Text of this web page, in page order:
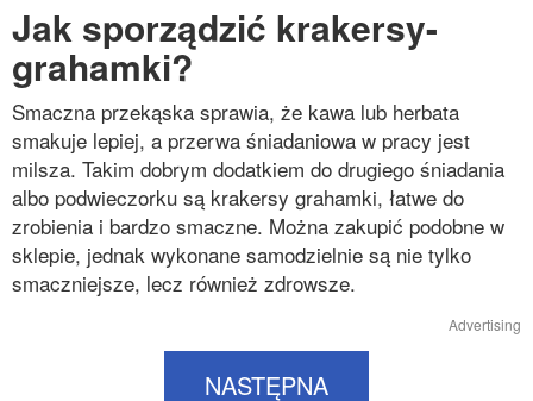
Jak sporządzić krakersy-
grahamki?
Smaczna przekąska sprawia, że kawa lub herbata
smakuje lepiej, a przerwa śniadaniowa w pracy jest
milsza. Takim dobrym dodatkiem do drugiego śniadania
albo podwieczorku są krakersy grahamki, łatwe do
zrobienia i bardzo smaczne. Można zakupić podobne w
sklepie, jednak wykonane samodzielnie są nie tylko
smaczniejsze, lecz również zdrowsze.
Advertising
NASTĘPNA